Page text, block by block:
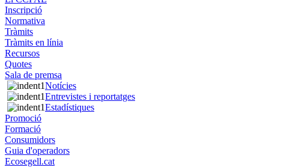
Inscripció
Normativa
Tràmits
Tràmits en línia
Recursos
Quotes
Sala de premsa
Notícies
Entrevistes i reportatges
Estadístiques
Promoció
Formació
Consumidors
Guia d'operadors
Ecosegell.cat